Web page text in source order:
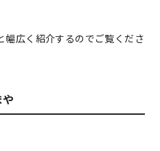
幅広く紹介するのでご覧くださ